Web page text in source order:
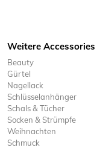
Weitere
Beauty
Gürtel
Nagellack
Schlüsselanhänger
Schals & Tücher
Socken & Strümpfe
Weihnachten
Schmuck